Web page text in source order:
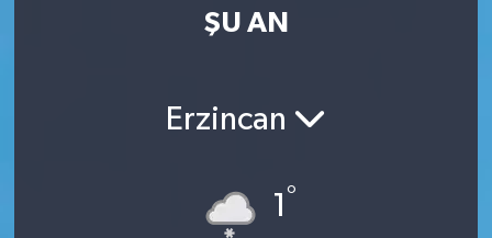
ŞU AN
Erzincan
1 °
Son Dakika Haberleri